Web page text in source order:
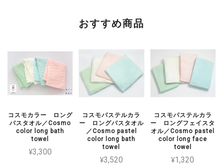
おすすめ商品
コスモカラー ロング
バスタオル／Cosmo
color long bath
towel
¥3,300
コスモパステルカラ
ー ロングバスタオル
／Cosmo pastel
color long bath
towel
¥3,520
コスモパステルカラ
ー ロングフェイスタ
オル／Cosmo pastel
color long face
towel
¥1,320